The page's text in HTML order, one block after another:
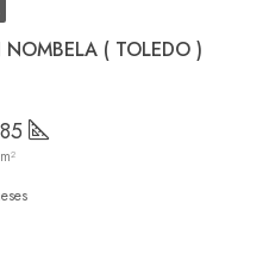
( TOLEDO )
85
m²